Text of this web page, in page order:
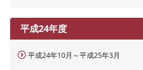
平成24年度
平成24年10月～平成25年3月